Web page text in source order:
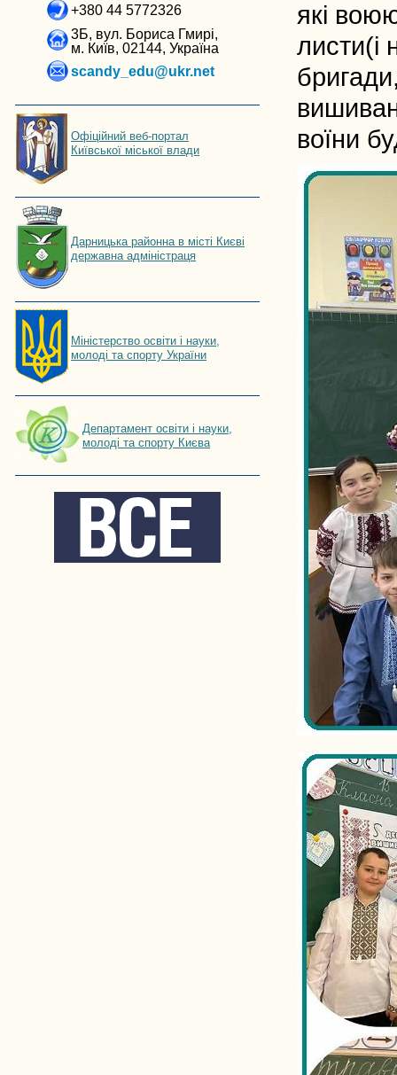
+380 44 5772326
3Б, вул. Бориса Гмирі,
м. Київ, 02144, Україна
scandy_edu@ukr.net
Офіційний веб-портал
Київської міської влади
Дарницька районна в місті Києві
державна адміністраця
Мiнiстерство освiти і науки,
молоді та спорту України
Департамент освіти і науки,
молоді та спорту Києва
які
листи(і
воїни